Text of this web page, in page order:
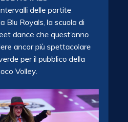
delle partite
Blu Royals, la scuola di
dance che quest’anno
ancor più spettacolare
per il pubblico della
Volley.